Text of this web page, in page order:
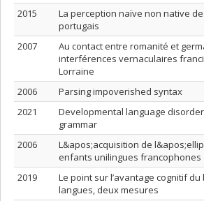
2015
La perception naïve non native
portugais
2007
Au contact entre romanité et
interférences vernaculaires
Lorraine
2006
Parsing impoverished syntax
2021
Developmental language
grammar
2006
L&apos;acquisition de
enfants unilingues francophones
2019
Le point sur l’avantage cognitif
langues, deux mesures